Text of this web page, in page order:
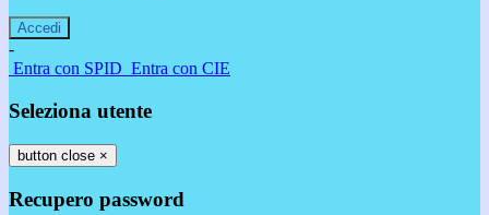
-
Entra con SPID Entra con CIE
Seleziona utente
button close ×
Recupero password